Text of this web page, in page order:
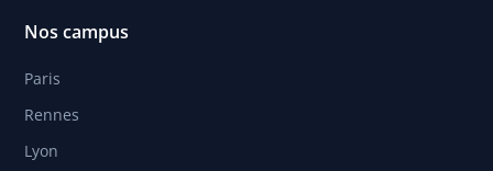
Nos campus
Paris
Rennes
Lyon